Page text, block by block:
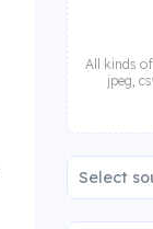
All kinds
jpeg,
Select